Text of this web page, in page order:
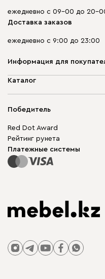
ежедневно с 09-00 до 20-
Доставка заказов
ежедневно с 9:00 до 23:00
Информация для
О компании
Гарантия
Карта сайта
Каталог
Корпусная мебель
Модульная мебель
Столы и стулья
Победитель
Red Dot Award
Рейтинг рунета
Платежные системы